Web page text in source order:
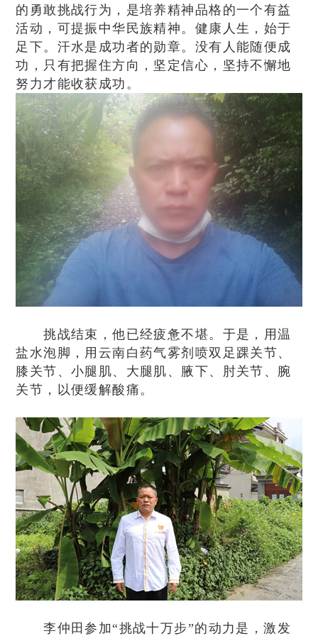
的勇敢挑战行为，是培养精神品格的一个有益
活动，可提振中华民族精神。健康人生，始于
足下。汗水是成功者的勋章。没有人能随便成
功，只有把握住方向，坚定信心，坚持不懈地
努力才能收获成功。
挑战结束，他已经疲惫不堪。于是，用温
盐水泡脚，用云南白药气雾剂喷双足踝关节、
膝关节、小腿肌、大腿肌、腋下、肘关节、腕
关节，以便缓解酸痛。
李仲田参加“挑战十万步”的动力是，激发